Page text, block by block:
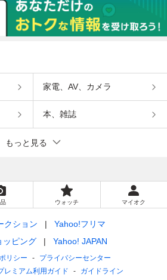
家電、AV、カメラ
本、雑誌
もっと見る
ウォッチ マイオク
クション
Yahoo!フリマ
ッピング
Yahoo! JAPAN
リシー
プライバシーセンター
レミアム利用ガイド ガイドライン